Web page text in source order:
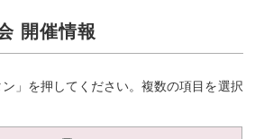
開催情報
」を押してください。複数の項目を選択